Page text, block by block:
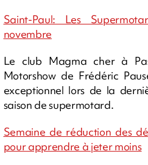
Saint-Paul: Les
novembre
Le club Magma cher à
Motorshow de Frédéric
exceptionnel lors de la
saison de supermotard.
Semaine de réduction des
pour apprendre à jeter moins